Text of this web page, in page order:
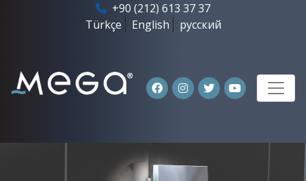
+90 (212) 613 37 37
Türkçe
English русский